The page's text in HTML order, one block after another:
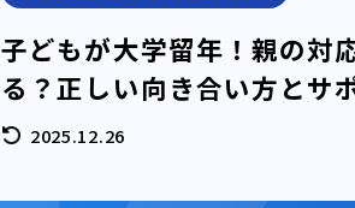
子どもが大学留年！親の対
る？正しい向き合い方とサ
を解説
2025.12.26